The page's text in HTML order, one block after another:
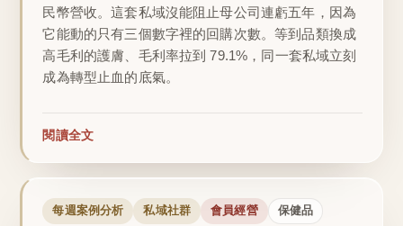
民幣營收。這套私域沒能阻止母公司連虧五年，因為
它能動的只有三個數字裡的回購次數。等到品類換成
高毛利的護膚、毛利率拉到 79.1%，同一套私域立刻
成為轉型止血的底氣。
閱讀全文
每週案例分析 私域社群 會員經營 保健品